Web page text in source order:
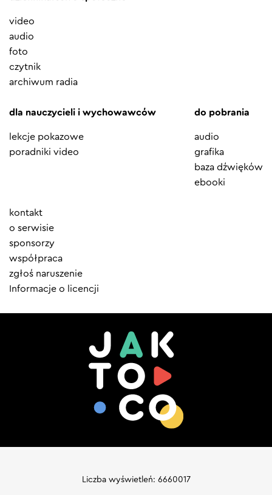
video
audio
foto
czytnik
archiwum radia
dla nauczycieli i wychowawców
lekcje pokazowe
poradniki video
do pobrania
audio
grafika
baza dźwięków
ebooki
Element
menu
kontakt
o serwisie
sponsorzy
współpraca
zgłoś naruszenie
Informacje o licencji
Liczba wyświetleń: 6660017